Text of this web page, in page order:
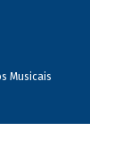
Musicais